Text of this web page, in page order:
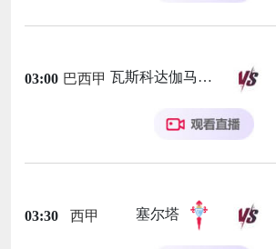
03:00 巴西甲 瓦斯科达伽马
03:30 西甲 塞尔塔